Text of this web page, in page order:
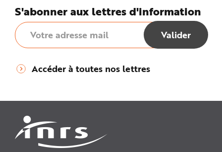
S'abonner aux lettres d'information
Accéder à toutes nos lettres